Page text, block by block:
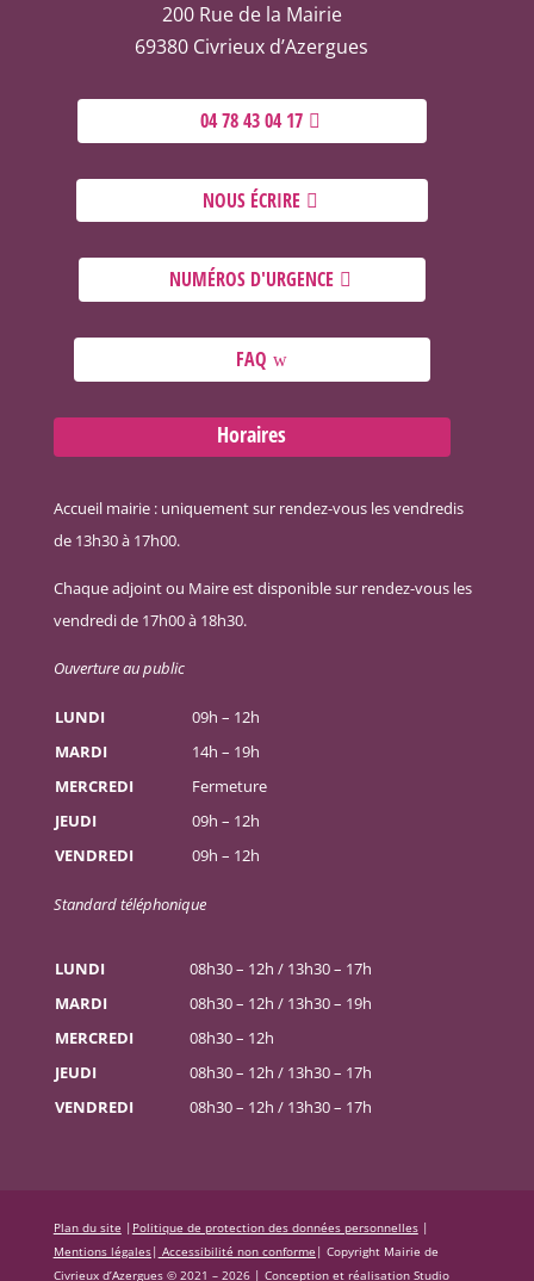
200 Rue de la Mairie
69380 Civrieux d’Azergues
04 78 43 04 17
NOUS ÉCRIRE
NUMÉROS D'URGENCE
FAQ
Horaires
Accueil mairie : uniquement sur rendez-vous les vendredis
de 13h30 à 17h00.
Chaque adjoint ou Maire est disponible sur rendez-vous les
vendredi de 17h00 à 18h30.
Ouverture au public
LUNDI
09h – 12h
MARDI
14h – 19h
MERCREDI
Fermeture
JEUDI
09h – 12h
VENDREDI
09h – 12h
Standard téléphonique
LUNDI
08h30 – 12h / 13h30 – 17h
MARDI
08h30 – 12h / 13h30 – 19h
MERCREDI
08h30 – 12h
JEUDI
08h30 – 12h / 13h30 – 17h
VENDREDI
08h30 – 12h / 13h30 – 17h
Plan du site | Politique de protection des données personnelles|
Mentions légales| Accessibilité non conforme | Copyright Mairie de
Civrieux d’Azergues © 2021 – 2026 | Conception et réalisation Studio